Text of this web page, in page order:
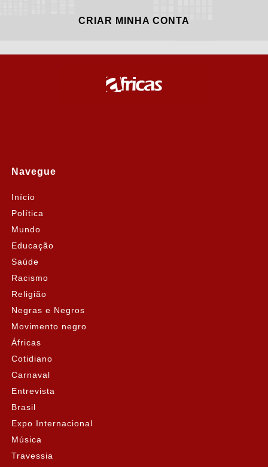
CRIAR MINHA CONTA
Navegue
Início
Política
Mundo
Educação
Saúde
Racismo
Religião
Negras e Negros
Movimento negro
Áfricas
Cotidiano
Carnaval
Entrevista
Brasil
Expo Internacional
Música
Travessia